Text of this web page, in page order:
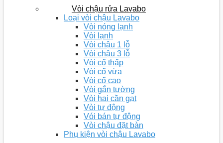
Vòi chậu rửa Lavabo
Loại vòi chậu Lavabo
Vòi nóng lạnh
Vòi lạnh
Vòi chậu 1 lỗ
Vòi chậu 3 lỗ
Vòi cổ thấp
Vòi cổ vừa
Vòi cổ cao
Vòi gắn tường
Vòi hai cần gạt
Vòi tự động
Vói bán tự động
Vòi chậu đặt bàn
Phụ kiện vòi chậu Lavabo